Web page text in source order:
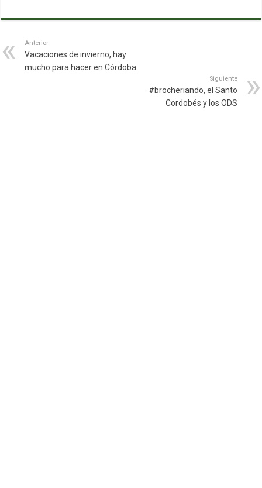
Anterior
Vacaciones de invierno, hay
mucho para hacer en Córdoba
Siguiente
#brocheriando, el Santo
Cordobés y los ODS